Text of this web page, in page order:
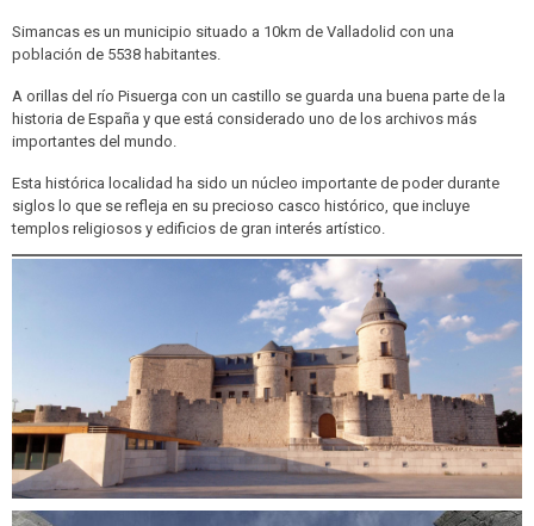
Simancas es un municipio situado a 10km de Valladolid con una
población de 5538 habitantes.
A orillas del río Pisuerga con un castillo se guarda una buena parte de la
historia de España y que está considerado uno de los archivos más
importantes del mundo.
Esta histórica localidad ha sido un núcleo importante de poder durante
siglos lo que se refleja en su precioso casco histórico, que incluye
templos religiosos y edificios de gran interés artístico.